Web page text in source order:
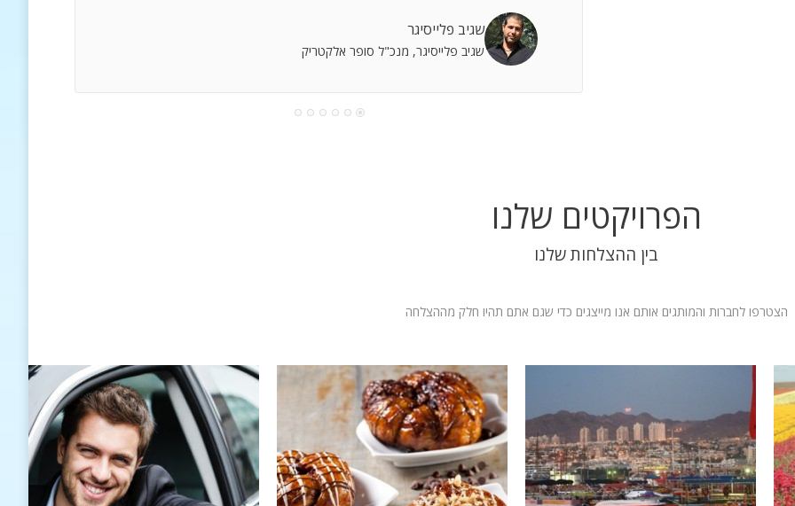
שגיב פלייסיגר
שגיב פלייסיגר, מנכ"ל סופר אלקטריק
הפרויקטים שלנו
בין ההצלחות שלנו
הצטרפו לחברות והמותגים אותם אנו מייצגים כדי שגם אתם תהיו חלק מההצלחה